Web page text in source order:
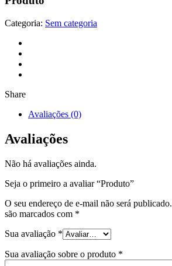
Categoria: Sem categoria
Share
Avaliações (0)
Avaliações
Não há avaliações ainda.
Seja o primeiro a avaliar “Produto”
O seu endereço de e-mail não será publicado.
são marcados com *
Sua avaliação *
Sua avaliação sobre o produto *